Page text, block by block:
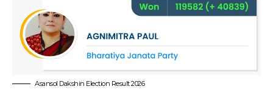
Asansol Dakshin Election Result 2026